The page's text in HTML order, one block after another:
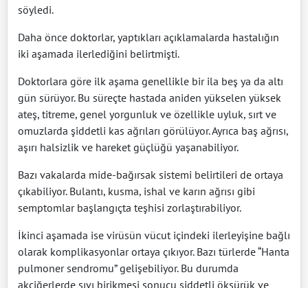
söyledi.
Daha önce doktorlar, yaptıkları açıklamalarda hastalığın
iki aşamada ilerlediğini belirtmişti.
Doktorlara göre ilk aşama genellikle bir ila beş ya da altı
gün sürüyor. Bu süreçte hastada aniden yükselen yüksek
ateş, titreme, genel yorgunluk ve özellikle uyluk, sırt ve
omuzlarda şiddetli kas ağrıları görülüyor. Ayrıca baş ağrısı,
aşırı halsizlik ve hareket güçlüğü yaşanabiliyor.
Bazı vakalarda mide-bağırsak sistemi belirtileri de ortaya
çıkabiliyor. Bulantı, kusma, ishal ve karın ağrısı gibi
semptomlar başlangıçta teşhisi zorlaştırabiliyor.
İkinci aşamada ise virüsün vücut içindeki ilerleyişine bağlı
olarak komplikasyonlar ortaya çıkıyor. Bazı türlerde “Hanta
pulmoner sendromu” gelişebiliyor. Bu durumda
akciğerlerde sıvı birikmesi sonucu şiddetli öksürük ve